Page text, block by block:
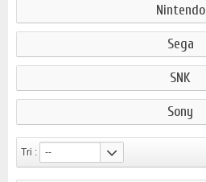
Nintendo
Sega
SNK
Sony
Tri : --